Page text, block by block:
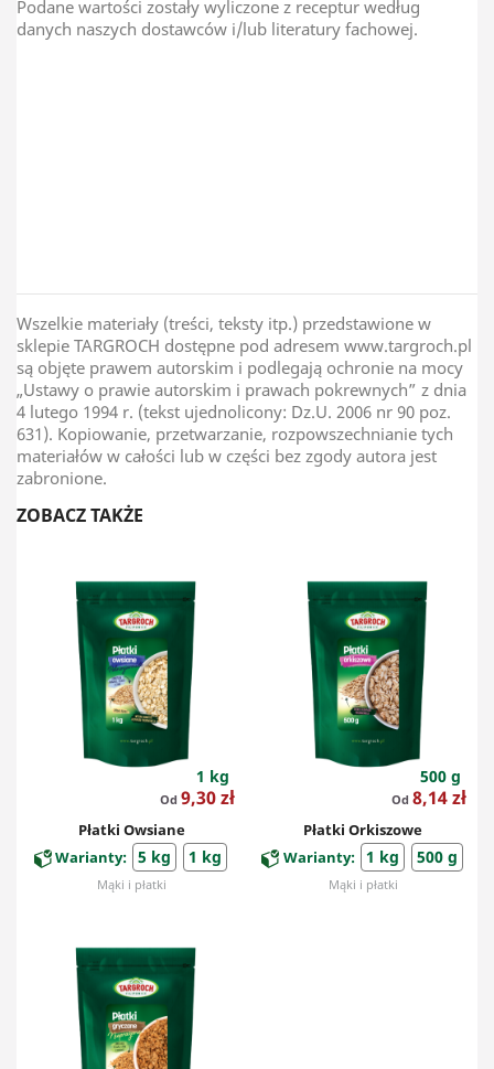
Podane wartości zostały wyliczone z receptur według
danych naszych dostawców i/lub literatury fachowej.
Wszelkie materiały (treści, teksty itp.) przedstawione w
sklepie TARGROCH dostępne pod adresem www.targroch.pl
są objęte prawem autorskim i podlegają ochronie na mocy
„Ustawy o prawie autorskim i prawach pokrewnych” z dnia
4 lutego 1994 r. (tekst ujednolicony: Dz.U. 2006 nr 90 poz.
631). Kopiowanie, przetwarzanie, rozpowszechnianie tych
materiałów w całości lub w części bez zgody autora jest
zabronione.
ZOBACZ TAKŻE
1 kg
Od Cena
9,30 zł
Płatki Owsiane
Warianty: 5 kg 1 kg
Mąki i płatki
500 g
Od Cena
8,14 zł
Płatki Orkiszowe
Warianty: 1 kg 500 g
Mąki i płatki